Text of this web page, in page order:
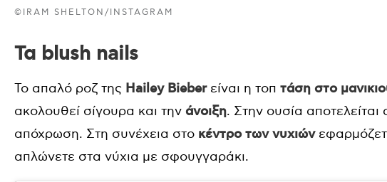
©IRAM SHELTON/INSTAGRAM
Τα blush nails
Το απαλό ροζ της Hailey Bieberείναι η τοπ τάση στο
ακολουθεί σίγουρα και την άνοιξη. Στην ουσία
απόχρωση. Στη συνέχεια στο κέντρο των νυχιών
απλώνετε στα νύχια με σφουγγαράκι.